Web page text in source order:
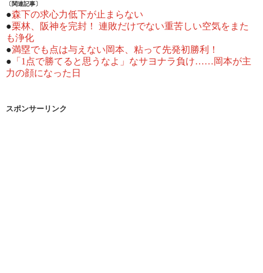
〔関連記事〕
●森下の求心力低下が止まらない
●栗林、阪神を完封！ 連敗だけでない重苦しい空気をまた
も浄化
●満塁でも点は与えない岡本、粘って先発初勝利！
● 「1点で勝てると思うなよ」なサヨナラ負け……岡本が主
力の顔になった日
スポンサーリンク